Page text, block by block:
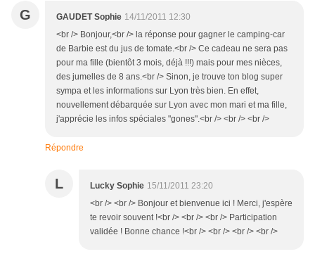
G GAUDET Sophie 14/11/2011 12:30
<br /> Bonjour,<br /> la réponse pour gagner le camping-car
de Barbie est du jus de tomate.<br /> Ce cadeau ne sera pas
pour ma fille (bientôt 3 mois, déjà !!!) mais pour mes nièces,
des jumelles de 8 ans.<br /> Sinon, je trouve ton blog super
sympa et les informations sur Lyon très bien. En effet,
nouvellement débarquée sur Lyon avec mon mari et ma fille,
j'apprécie les infos spéciales "gones".<br /> <br /> <br />
Répondre
L Lucky Sophie 15/11/2011 23:20
<br /> <br /> Bonjour et bienvenue ici ! Merci, j'espère
te revoir souvent !<br /> <br /> <br /> Participation
validée ! Bonne chance !<br /> <br /> <br /> <br />